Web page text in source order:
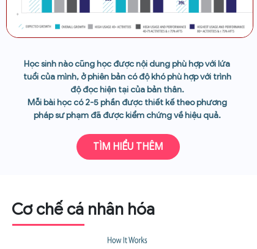
TÌM HIỂU THÊM
Học sinh nào cũng học được nội dung phù hợp với lứa
tuổi của mình, ở phiên bản có độ khó phù hợp với trình
độ đọc hiện tại của bản thân.
Mỗi bài học có 2-5 phần được thiết kế theo phương
pháp sư phạm đã được kiểm chứng về hiệu quả.
Cơ chế cá nhân hóa